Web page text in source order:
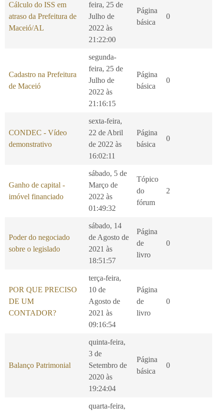
Cálculo do ISS em
atraso da Prefeitura de
Maceió/AL
feira, 25 de
Julho de
2022 às
21:22:00
Página
básica
0
Cadastro na Prefeitura
de Maceió
segunda-
feira, 25 de
Julho de
2022 às
21:16:15
Página
básica
0
CONDEC - Vídeo
demonstrativo
sexta-feira,
22 de Abril
de 2022 às
16:02:11
Página
básica
0
Ganho de capital -
imóvel financiado
sábado, 5 de
Março de
2022 às
01:49:32
Tópico
do
fórum
2
Poder do negociado
sobre o legislado
sábado, 14
de Agosto de
2021 às
18:51:57
Página
de
livro
0
POR QUE PRECISO
DE UM
CONTADOR?
terça-feira,
10 de
Agosto de
2021 às
09:16:54
Página
de
livro
0
Balanço Patrimonial
quinta-feira,
3 de
Setembro de
2020 às
19:24:04
Página
básica
0
quarta-feira,